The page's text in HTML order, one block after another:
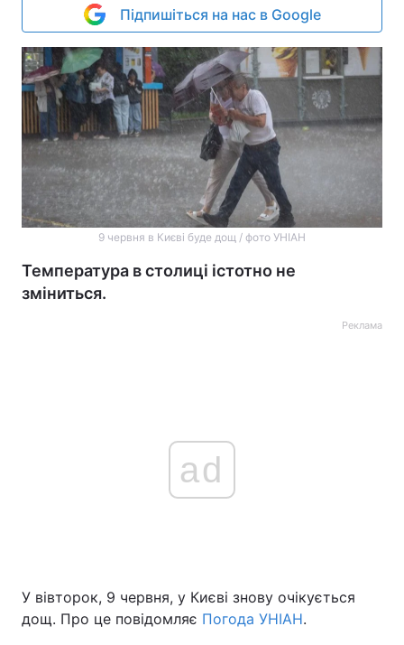
Підпишіться на нас в Google
9 червня в Києві буде дощ / фото УНІАН
Температура в столиці істотно не
зміниться.
Реклама
ad
У вівторок, 9 червня, у Києві знову очікується
дощ. Про це повідомляє Погода УНІАН.